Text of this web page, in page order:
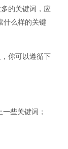
的关键词，应
什么样的关键
你可以遵循下
些关键词；